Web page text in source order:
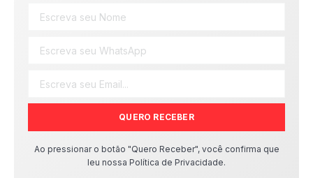
QUERO RECEBER
Ao pressionar o botão "Quero Receber", você confirma que
leu nossa Política de Privacidade.